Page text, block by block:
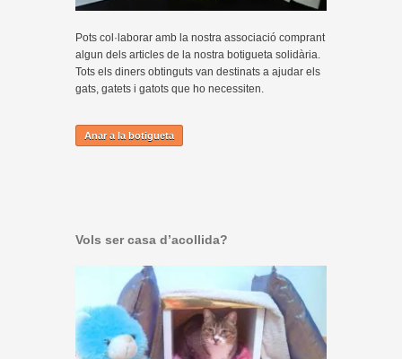
Pots col·laborar amb la nostra associació comprant
algun dels articles de la nostra botigueta solidària.
Tots els diners obtinguts van destinats a ajudar els
gats, gatets i gatots que ho necessiten.
Anar a la botigueta
Vols ser casa d’acollida?